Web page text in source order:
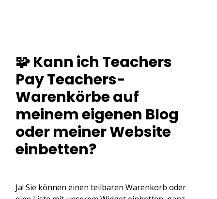
🧩 Kann ich Teachers
Pay Teachers-
Warenkörbe auf
meinem eigenen Blog
oder meiner Website
einbetten?
Ja! Sie können einen teilbaren Warenkorb oder